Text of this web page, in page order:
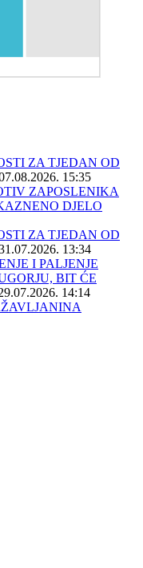
ZA TJEDAN OD
15:35
ZAPOSLENIKA
DJELO
ZA TJEDAN OD
13:34
I PALJENJE
BIT ĆE
14:14